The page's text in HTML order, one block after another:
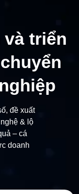
triển
đề xuất
& lộ
– cá
doanh